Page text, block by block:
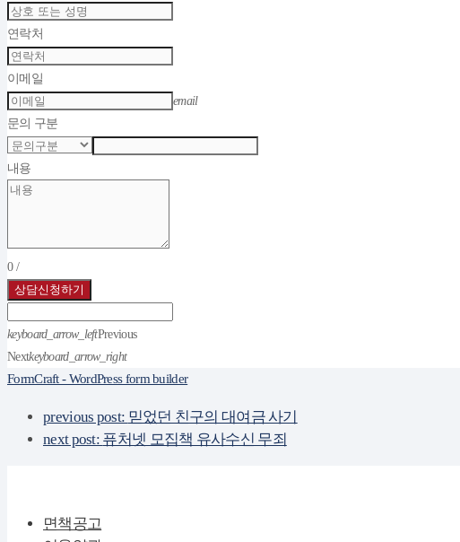
연락처
이메일
email
문의 구분
내용
0/
상담신청하기
keyboard_arrow_leftPrevious
Nextkeyboard_arrow_right
FormCraft - WordPress form builder
previous post: 믿었던 친구의 대여금 사기
next post: 퓨처넷 모집책 유사수신 무죄
면책공고